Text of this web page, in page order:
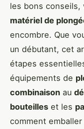
les bons
matériel de
encombre. Que
un débutant, cet
étapes
équipements de
combinaison au
bouteilles et les
comment